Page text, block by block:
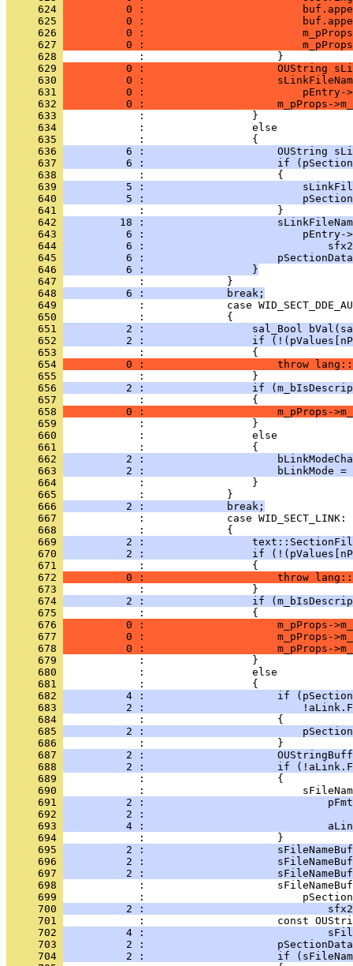
     624
0 :
     625
0 :
     626
0 :
     627
0 :
     628
     629
0 :                     OUString
     630
0 :
     631
0 :
     632
0 :                     m_pProps-
     633
     634
     635
     636
6 :                     OUString
     637
6 :                     if
     638
     639
5 :
     640
5 :
     641
     642
18 :
     643
6 :                         pEntry-
     644
6 :
     645
6 :
     646
          6 :                 }
     647
     648
          6 :             break;
     649
     650
     651
2 :                 sal_Bool
     652
2 :                 if
     653
     654
0 :                     throw
     655
     656
2 :                 if
     657
     658
0 :                     m_pProps-
     659
     660
     661
     662
2 :
     663
2 :                     bLinkMode =
     664
     665
     666
          2 :             break;
     667
     668
     669
2 :
     670
2 :                 if
     671
     672
0 :                     throw
     673
     674
2 :                 if
     675
     676
0 :                     m_pProps-
     677
0 :                     m_pProps-
     678
0 :                     m_pProps-
     679
     680
     681
     682
4 :                     if
     683
2 :
     684
     685
2 :
     686
     687
2 :
     688
2 :                     if
     689
     690
     691
2 :
     692
2 :
     693
4 :
     694
     695
2 :
     696
2 :
     697
2 :
     698
     699
     700
2 :
     701
     702
4 :
     703
2 :
     704
2 :                     if